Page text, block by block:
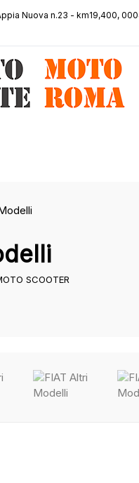
Nuova n.23 - km19,400,
SCOOTER